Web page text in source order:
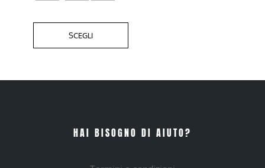
SCEGLI
HAI BISOGNO DI AIUTO?